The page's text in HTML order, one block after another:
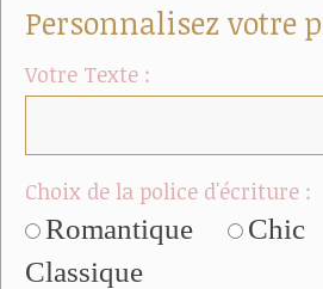
Personnalisez votre
Votre Texte :
Choix de la police d'écriture :
Romantique Chic
Classique